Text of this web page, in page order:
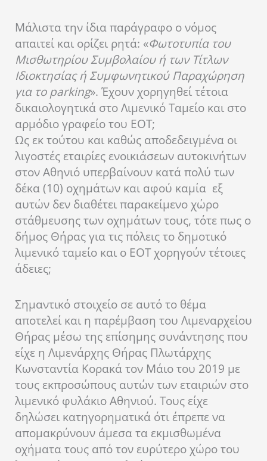
Μάλιστα την ίδια παράγραφο ο νόμος
απαιτεί και ορίζει ρητά: «Φωτοτυπία του
Μισθωτηρίου Συμβολαίου ή των Τίτλων
Ιδιοκτησίας ή Συμφωνητικού Παραχώρηση
για το parking». Έχουν χορηγηθεί τέτοια
δικαιολογητικά στο Λιμενικό Ταμείο και στο
αρμόδιο γραφείο του ΕΟΤ;
Ως εκ τούτου και καθώς αποδεδειγμένα οι
λιγοστές εταιρίες ενοικιάσεων αυτοκινήτων
στον Αθηνιό υπερβαίνουν κατά πολύ των
δέκα (10) οχημάτων και αφού καμία εξ
αυτών δεν διαθέτει παρακείμενο χώρο
στάθμευσης των οχημάτων τους, τότε πως ο
δήμος Θήρας για τις πόλεις το δημοτικό
λιμενικό ταμείο και ο ΕΟΤ χορηγούν τέτοιες
άδειες;
Σημαντικό στοιχείο σε αυτό το θέμα
αποτελεί και η παρέμβαση του Λιμεναρχείου
Θήρας μέσω της επίσημης συνάντησης που
είχε η Λιμενάρχης Θήρας Πλωτάρχης
Κωνσταντία Κορακά τον Μάιο του 2019 με
τους εκπροσώπους αυτών των εταιριών στο
λιμενικό φυλάκιο Αθηνιού. Τους είχε
δηλώσει κατηγορηματικά ότι έπρεπε να
απομακρύνουν άμεσα τα εκμισθωμένα
οχήματα τους από τον ευρύτερο χώρο του